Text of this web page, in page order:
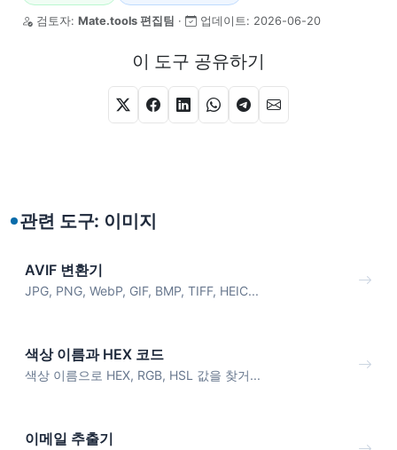
검토자: Mate.tools 편집팀 · 업데이트: 2026-06-20
이 도구 공유하기
관련 도구: 이미지
AVIF 변환기
JPG, PNG, WebP, GIF, BMP, TIFF, HEIC...
색상 이름과 HEX 코드
색상 이름으로 HEX, RGB, HSL 값을 찾거...
이메일 추출기